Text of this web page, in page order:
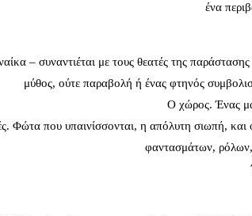
ένα
– συναντιέται με τους θεατές της
μύθος, ούτε παραβολή ή ένας φτηνός
Ο χώρος. Ένας
Φώτα που υπαινίσσονται, η απόλυτη σιωπή, και
φαντασμάτων, ρόλων,